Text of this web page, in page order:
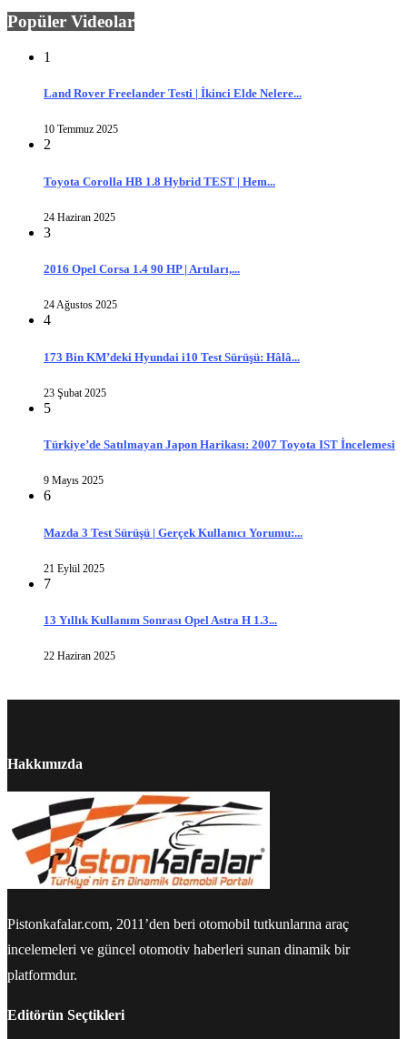
Popüler Videolar
1
Land Rover Freelander Testi | İkinci Elde Nelere...
10 Temmuz 2025
2
Toyota Corolla HB 1.8 Hybrid TEST | Hem...
24 Haziran 2025
3
2016 Opel Corsa 1.4 90 HP | Artıları,...
24 Ağustos 2025
4
173 Bin KM’deki Hyundai i10 Test Sürüşü: Hâlâ...
23 Şubat 2025
5
Türkiye’de Satılmayan Japon Harikası: 2007 Toyota IST İncelemesi
9 Mayıs 2025
6
Mazda 3 Test Sürüşü | Gerçek Kullanıcı Yorumu:...
21 Eylül 2025
7
13 Yıllık Kullanım Sonrası Opel Astra H 1.3...
22 Haziran 2025
Hakkımızda
Pistonkafalar.com, 2011’den beri otomobil tutkunlarına araç
incelemeleri ve güncel otomotiv haberleri sunan dinamik bir
platformdur.
Editörün Seçtikleri